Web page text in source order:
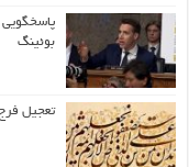
پاسخگویی
بوئینگ
تعجیل